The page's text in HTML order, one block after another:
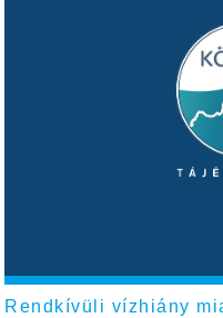
Rendkívüli vízhiány